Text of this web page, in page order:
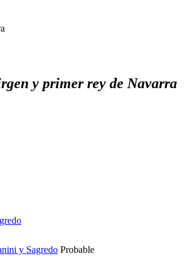
y primer rey de Navarra
y Sagredo Probable